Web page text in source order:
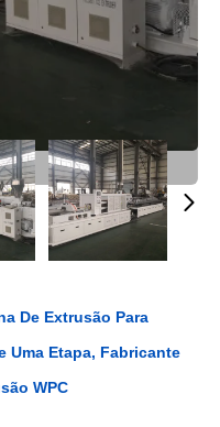
De Extrusão Para
Uma Etapa, Fabricante
WPC